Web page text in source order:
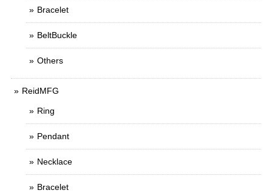
Bracelet
BeltBuckle
Others
ReidMFG
Ring
Pendant
Necklace
Bracelet